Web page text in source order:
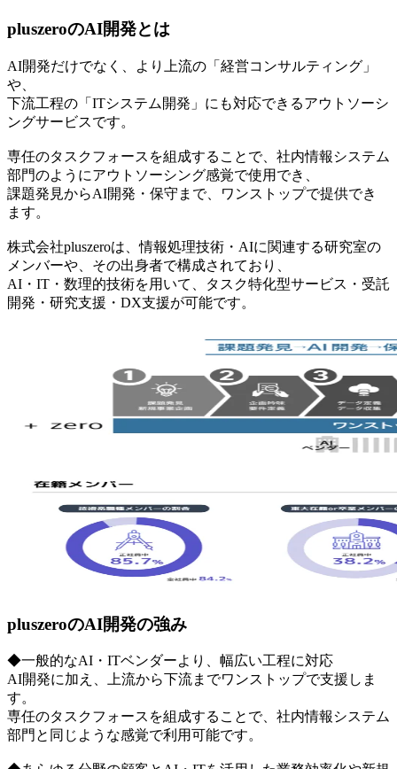
pluszeroのAI開発とは
AI開発だけでなく、より上流の「経営コンサルティング」
や、
下流工程の「ITシステム開発」にも対応できるアウトソーシ
ングサービスです。
専任のタスクフォースを組成することで、社内情報システム
部門のようにアウトソーシング感覚で使用でき、
課題発見からAI開発・保守まで、ワンストップで提供でき
ます。
株式会社pluszeroは、情報処理技術・AIに関連する研究室の
メンバーや、その出身者で構成されており、
AI・IT・数理的技術を用いて、タスク特化型サービス・受託
開発・研究支援・DX支援が可能です。
pluszeroのAI開発の強み
◆一般的なAI・ITベンダーより、幅広い工程に対応
AI開発に加え、上流から下流までワンストップで支援しま
す。
専任のタスクフォースを組成することで、社内情報システム
部門と同じような感覚で利用可能です。